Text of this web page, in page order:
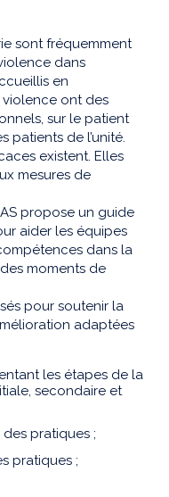
sont fréquemment
dans
en
violence ont des
sur le patient
patients de l’unité.
existent. Elles
mesures de
propose un guide
aider les équipes
dans la
moments de
pour soutenir la
adaptées
les étapes de la
secondaire et
des pratiques ;
pratiques ;